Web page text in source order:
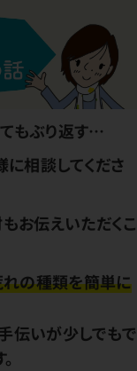
てもぶり返す…
相談してくださ
お伝えいただくこ
れの種類を簡単に
伝いが少しでもで